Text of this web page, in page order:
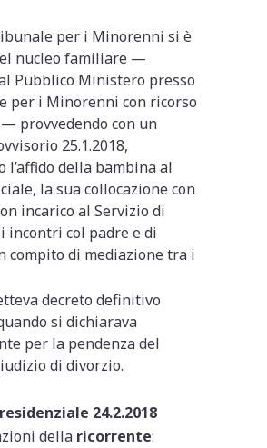
per i Minorenni si è
nucleo familiare —
Pubblico Ministero presso
per i Minorenni con ricorso
— provvedendo con un
25.1.2018,
l’affido della bambina al
la sua collocazione con
incarico al Servizio di
incontri col padre e di
compito di mediazione tra i
decreto definitivo
si dichiarava
per la pendenza del
di divorzio.
24.2.2018
della ricorrente: